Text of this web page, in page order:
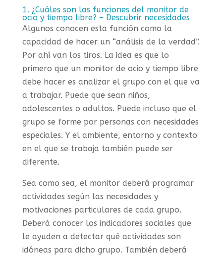
1. ¿Cuáles son las funciones del monitor de
ocio y tiempo libre? – Descubrir necesidades
Algunos conocen esta función como la
capacidad de hacer un “análisis de la verdad”.
Por ahí van los tiros. La idea es que lo
primero que un monitor de ocio y tiempo libre
debe hacer es analizar el grupo con el que va
a trabajar. Puede que sean niños,
adolescentes o adultos. Puede incluso que el
grupo se forme por personas con necesidades
especiales. Y el ambiente, entorno y contexto
en el que se trabaja también puede ser
diferente.
Sea como sea, el monitor deberá programar
actividades según las necesidades y
motivaciones particulares de cada grupo.
Deberá conocer los indicadores sociales que
le ayuden a detectar qué actividades son
idóneas para dicho grupo. También deberá